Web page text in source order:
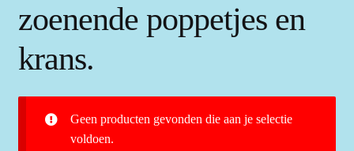
Over ons
zoenende poppetjes en
krans.
Geen producten gevonden die aan je selectie
voldoen.